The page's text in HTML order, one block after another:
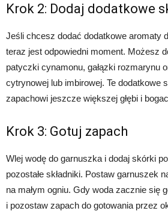
Krok 2: Dodaj dodatkowe
Jeśli chcesz dodać dodatkowe aromaty
teraz jest odpowiedni moment. Możesz
patyczki cynamonu, gałązki rozmarynu
cytrynowej lub imbirowej. Te dodatkowe
zapachowi jeszcze większej głębi i
Krok 3: Gotuj zapach
Wlej wodę do garnuszka i dodaj skórki
pozostałe składniki. Postaw garnuszek
na małym ogniu. Gdy woda zacznie się
i pozostaw zapach do gotowania przez